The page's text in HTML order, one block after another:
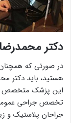
دکتر
در صورتی که
هستید، باید دکتر
این پزشک متخصص
تخصص جراحی
جراحان پلاستیک و